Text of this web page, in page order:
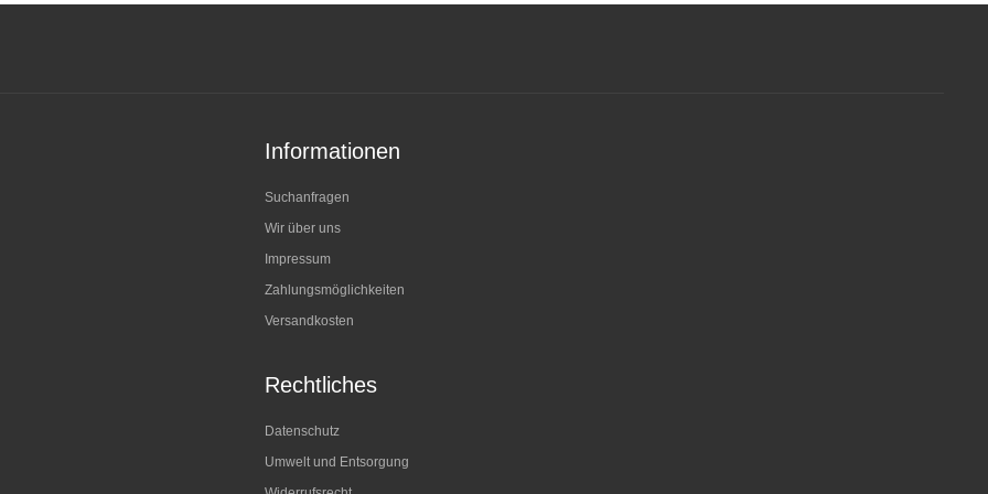
Informationen
Suchanfragen
Wir über uns
Impressum
Zahlungsmöglichkeiten
Versandkosten
Rechtliches
Datenschutz
Umwelt und Entsorgung